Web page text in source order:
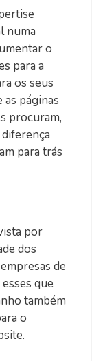
numa
o
para a
os seus
páginas
procuram,
para trás
por
dos
de
que
também
o